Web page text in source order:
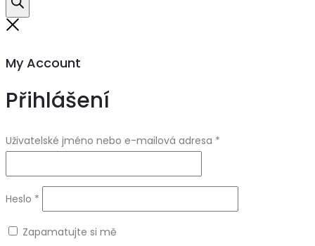
My Account
Přihlášení
Uživatelské jméno nebo e-mailová adresa *
Heslo *
Zapamatujte si mě